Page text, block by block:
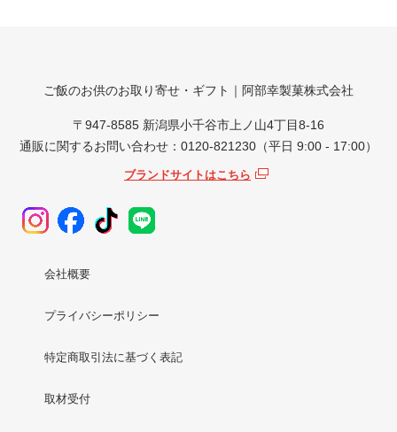
ご飯のお供のお取り寄せ・ギフト｜阿部幸製菓株式会社
〒947-8585 新潟県小千谷市上ノ山4丁目8-16
通販に関するお問い合わせ：0120-821230（平日 9:00 - 17:00）
ブランドサイトはこちら
会社概要
プライバシーポリシー
特定商取引法に基づく表記
取材受付